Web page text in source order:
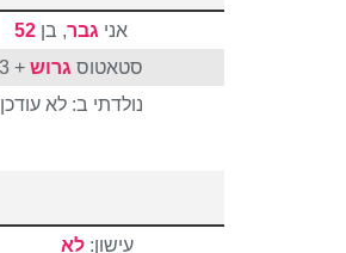
אני גבר, בן 52
סטאטוס גרוש + 3
נולדתי ב: לא עודכן
עישון:לא